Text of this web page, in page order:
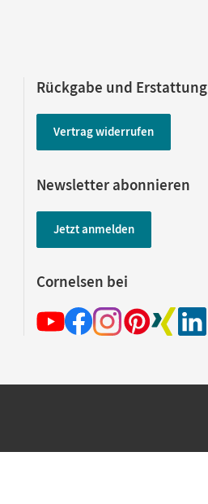
Rückgabe und Erstattung
Vertrag widerrufen
Newsletter abonnieren
Jetzt anmelden
Cornelsen bei